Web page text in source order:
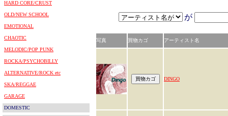
HARD CORE/CRUST
OLD/NEW SCHOOL
EMOTIONAL
CHAOTIC
MELODIC/POP PUNK
ROCKA/PSYCHOBILLY
ALTERNATIVE/ROCK etc
SKA/REGGAE
GARAGE
DOMESTIC
が
写真 買物カゴ アーティスト名
DINGO